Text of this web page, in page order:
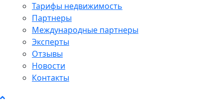
Тарифы недвижимость
Партнеры
Международные партнеры
Эксперты
Отзывы
Новости
Контакты